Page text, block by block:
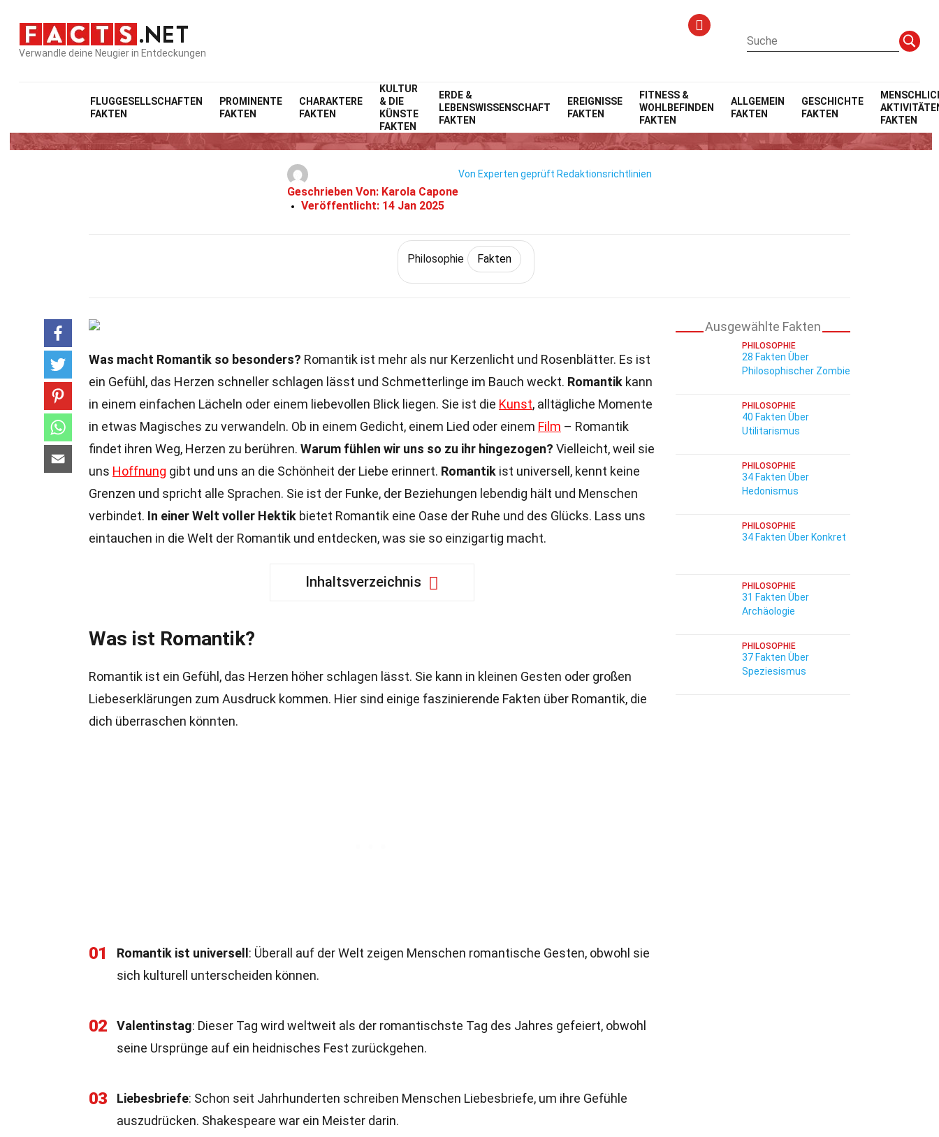
Verwandle deine Neugier in Entdeckungen
FLUGGESELLSCHAFTEN
FAKTEN
PROMINENTE
FAKTEN
CHARAKTERE
FAKTEN
KULTUR
& DIE
KÜNSTE
FAKTEN
ERDE &
LEBENSWISSENSCHAFT
FAKTEN
EREIGNISSE
FAKTEN
FITNESS &
WOHLBEFINDEN
FAKTEN
ALLGEMEIN
FAKTEN
GESCHICHTE
FAKTEN
FAKTEN
Home Philosophie & Denken PhilosophieFakten
38 Fakten Über Romantik
Geschrieben Von: Karola Capone
Veröffentlicht: 14 Jan 2025
Von Experten geprüft Redaktionsrichtlinien
Philosophie Fakten
Was macht Romantik so besonders? Romantik ist mehr als nur Kerzenlicht und Rosenblätter. Es ist
ein Gefühl, das Herzen schneller schlagen lässt und Schmetterlinge im Bauch weckt. Romantik kann
in einem einfachen Lächeln oder einem liebevollen Blick liegen. Sie ist die Kunst, alltägliche Momente
in etwas Magisches zu verwandeln. Ob in einem Gedicht, einem Lied oder einem Film – Romantik
findet ihren Weg, Herzen zu berühren. Warum fühlen wir uns so zu ihr hingezogen? Vielleicht, weil sie
uns Hoffnung gibt und uns an die Schönheit der Liebe erinnert. Romantik ist universell, kennt keine
Grenzen und spricht alle Sprachen. Sie ist der Funke, der Beziehungen lebendig hält und Menschen
verbindet. In einer Welt voller Hektik bietet Romantik eine Oase der Ruhe und des Glücks. Lass uns
eintauchen in die Welt der Romantik und entdecken, was sie so einzigartig macht.
Inhaltsverzeichnis
Was ist Romantik?
Romantik ist ein Gefühl, das Herzen höher schlagen lässt. Sie kann in kleinen Gesten oder großen
Liebeserklärungen zum Ausdruck kommen. Hier sind einige faszinierende Fakten über Romantik, die
dich überraschen könnten.
01 Romantik ist universell : Überall auf der Welt zeigen Menschen romantische Gesten, obwohl sie
sich kulturell unterscheiden können.
02 Valentinstag: Dieser Tag wird weltweit als der romantischste Tag des Jahres gefeiert, obwohl
seine Ursprünge auf ein heidnisches Fest zurückgehen.
03 Liebesbriefe: Schon seit Jahrhunderten schreiben Menschen Liebesbriefe, um ihre Gefühle
auszudrücken. Shakespeare war ein Meister darin.
Ausgewählte Fakten
PHILOSOPHIE
28 Fakten Über
Philosophischer Zombie
PHILOSOPHIE
40 Fakten Über
Utilitarismus
PHILOSOPHIE
34 Fakten Über
Hedonismus
PHILOSOPHIE
34 Fakten Über Konkret
PHILOSOPHIE
31 Fakten Über
Archäologie
PHILOSOPHIE
37 Fakten Über
Speziesismus